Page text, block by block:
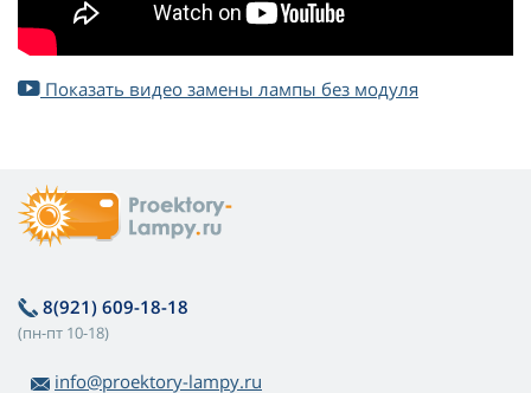
Показать видео замены лампы без модуля
8(921) 609-18-18
(пн-пт 10-18)
info@proektory-lampy.ru